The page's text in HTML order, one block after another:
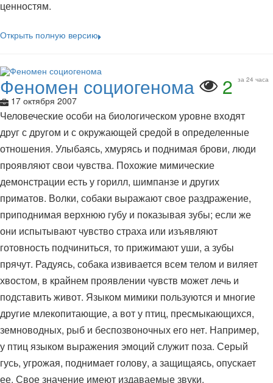
ценностям.
Открыть полную версию
Феномен социогенома 2 за 24 часа
17 октября 2007
Человеческие особи на биологическом уровне входят
друг с другом и с окружающей средой в определенные
отношения. Улыбаясь, хмурясь и поднимая брови, люди
проявляют свои чувства. Похожие мимические
демонстрации есть у горилл, шимпанзе и других
приматов. Волки, собаки выражают свое раздражение,
приподнимая верхнюю губу и показывая зубы; если же
они испытывают чувство страха или изъявляют
готовность подчиниться, то прижимают уши, а зубы
прячут. Радуясь, собака извивается всем телом и виляет
хвостом, в крайнем проявлении чувств может лечь и
подставить живот. Языком мимики пользуются и многие
другие млекопитающие, а вот у птиц, пресмыкающихся,
земноводных, рыб и беспозвоночных его нет. Например,
у птиц языком выражения эмоций служит поза. Серый
гусь, угрожая, поднимает голову, а защищаясь, опускает
ее. Свое значение имеют издаваемые звуки.